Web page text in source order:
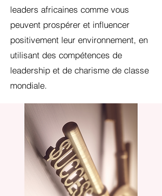
leaders africaines comme vous
peuvent prospérer et influencer
positivement leur environnement, en
utilisant des compétences de
leadership et de charisme de classe
mondiale.